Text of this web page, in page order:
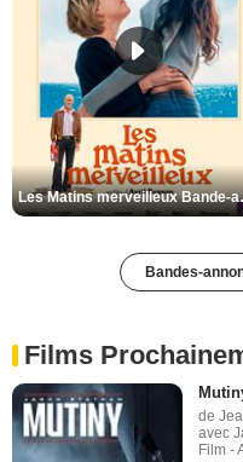
Les
Bandes-
Films
de
avec
Film -